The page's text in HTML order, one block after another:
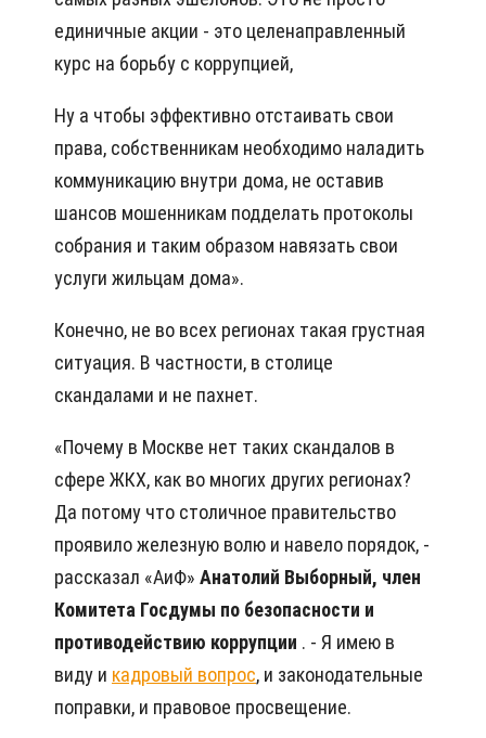
единичные акции - это целенаправленный
курс на борьбу с коррупцией,
Ну а чтобы эффективно отстаивать свои
права, собст­венникам необходимо наладить
коммуникацию внутри дома, не оставив
шансов мошенникам подделать протоколы
собрания и таким образом навязать свои
услуги жильцам дома».
Конечно, не во всех регионах такая грустная
ситуация. В частности, в столице
скандалами и не пахнет.
«Почему в Москве нет таких скандалов в
сфере ЖКХ, как во многих других регионах?
Да потому что столичное правительство
проявило железную волю и навело порядок, -
рассказал «АиФ» Анатолий Выборный, член
Комитета Госдумы по безопасности и
противодействию коррупции . - Я имею в
виду и кадровый вопрос, и законодательные
поправки, и правовое просвещение.